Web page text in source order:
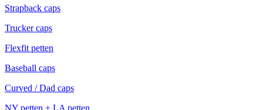
Strapback caps
Trucker caps
Flexfit petten
Baseball caps
Curved / Dad caps